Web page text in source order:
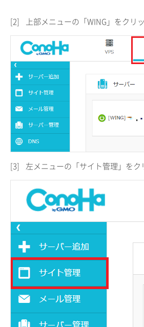
[2] 上部メニューの「WING」をクリ
[3] 左メニューの「サイト管理」をク